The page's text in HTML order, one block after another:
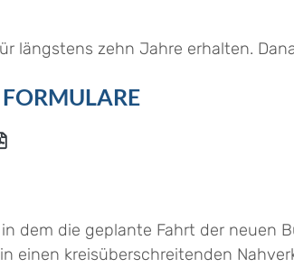
längstens zehn Jahre erhalten.
dem die geplante Fahrt der neuen
einen kreisüberschreitenden